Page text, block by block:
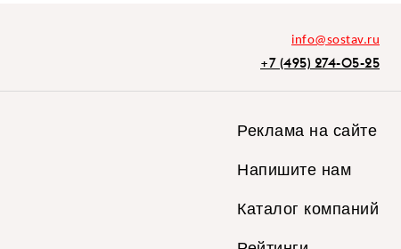
info@sostav.ru
+7 (495) 274-05-25
Реклама на сайте
Напишите нам
Каталог компаний